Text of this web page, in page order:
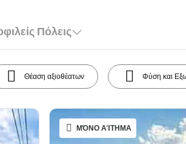
Πόλεις
Θέαση αξιοθέατων Φύση και
ΜΌΝΟ ΑΊΤΗΜΑ